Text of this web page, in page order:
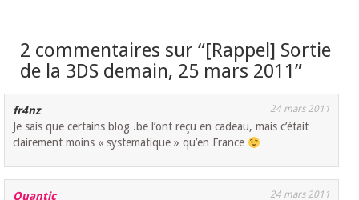
2 commentaires sur “[Rappel] Sortie
de la 3DS demain, 25 mars 2011”
fr4nz 24 mars 2011
Je sais que certains blog .be l’ont reçu en cadeau, mais c’était
clairement moins « systematique » qu’en France
Quantic 24 mars 2011